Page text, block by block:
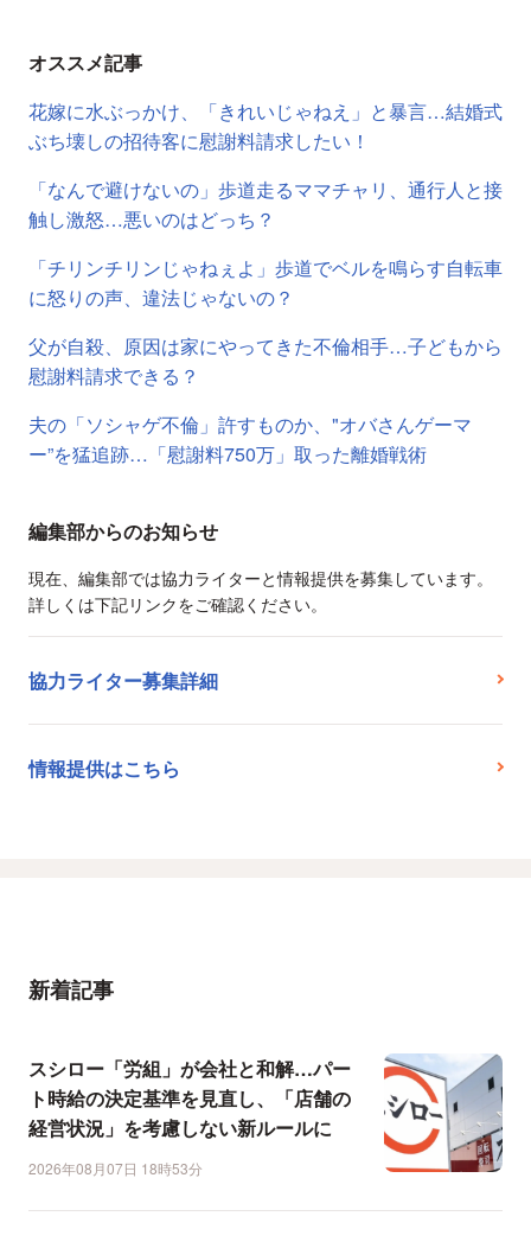
オススメ記事
花嫁に水ぶっかけ、「きれいじゃねえ」と暴言…結婚式
ぶち壊しの招待客に慰謝料請求したい！
「なんで避けないの」歩道走るママチャリ、通行人と接
触し激怒…悪いのはどっち？
「チリンチリンじゃねぇよ」歩道でベルを鳴らす自転車
に怒りの声、違法じゃないの？
父が自殺、原因は家にやってきた不倫相手…子どもから
慰謝料請求できる？
夫の「ソシャゲ不倫」許すものか、"オバさんゲーマ
ー”を猛追跡…「慰謝料750万」取った離婚戦術
編集部からのお知らせ
現在、編集部では協力ライターと情報提供を募集しています。
詳しくは下記リンクをご確認ください。
協力ライター募集詳細
情報提供はこちら
新着記事
スシロー「労組」が会社と和解…パー
ト時給の決定基準を見直し、「店舗の
経営状況」を考慮しない新ルールに
2026年08月07日 18時53分